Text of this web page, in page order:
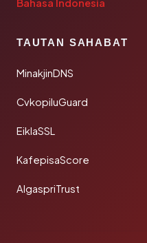
Bahasa Indonesia
TAUTAN SAHABAT
MinakjinDNS
CvkopiluGuard
EiklaSSL
KafepisaScore
AlgaspriTrust